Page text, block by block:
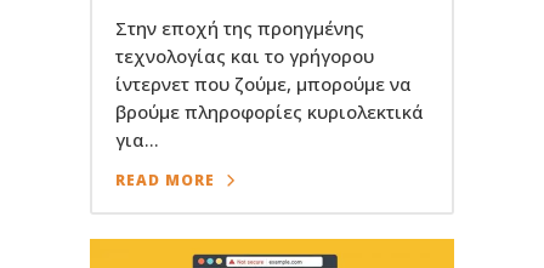
Στην εποχή της προηγμένης
τεχνολογίας και το γρήγορου
ίντερνετ που ζούμε, μπορούμε να
βρούμε πληροφορίες κυριολεκτικά
για...
READ MORE